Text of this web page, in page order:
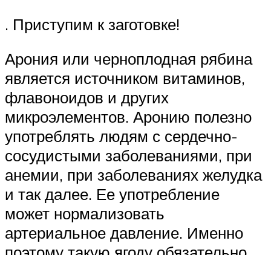
. Приступим к заготовке!
Арония или черноплодная рябина
является источником витаминов,
флавоноидов и других
микроэлементов. Аронию полезно
употреблять людям с сердечно-
сосудистыми заболеваниями, при
анемии, при заболеваниях желудка
и так далее. Ее употребление
может нормализовать
артериальное давление. Именно